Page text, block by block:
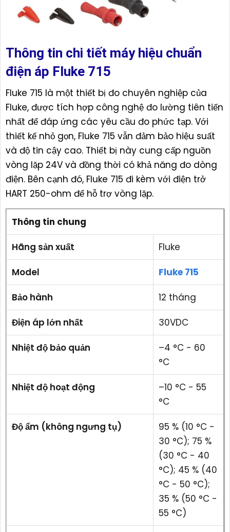
Thông tin chi tiết máy hiệu chuẩn
điện áp Fluke 715
Fluke 715 là một thiết bị đo chuyên nghiệp của
Fluke, được tích hợp công nghệ đo lường tiên tiến
nhất để đáp ứng các yêu cầu đo phức tạp. Với
thiết kế nhỏ gọn, Fluke 715 vẫn đảm bảo hiệu suất
và độ tin cậy cao. Thiết bị này cung cấp nguồn
vòng lặp 24V và đồng thời có khả năng đo dòng
điện. Bên cạnh đó, Fluke 715 đi kèm với điện trở
HART 250-ohm để hỗ trợ vòng lặp.
Thông tin chung
Hãng sản xuất Fluke
Model Fluke 715
Bảo hành 12 tháng
Điện áp lớn nhất 30VDC
Nhiệt độ bảo quản
–4 °C - 60
°C
Nhiệt độ hoạt động
–10 °C - 55
°C
Độ ẩm (không ngưng tụ)
95 % (10 °C -
30 °C); 75 %
(30 °C - 40
°C); 45 % (40
°C - 50 °C);
35 % (50 °C -
55 °C)